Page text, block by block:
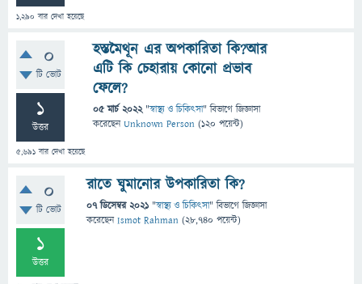
1,290 বার দেখা হয়েছে
0
টি ভোট
1
উত্তর
5,691 বার দেখা হয়েছে
হস্তমৈথূন এর অপকারিতা কি?আর
এটি কি চেহারায় কোনো প্রভাব
ফেলে?
05 মার্চ 2022 "স্বাস্থ্য ও চিকিৎসা" বিভাগে জিজ্ঞাসা
করেছেনUnknown Person (120 পয়েন্ট)
0
টি ভোট
1
উত্তর
রাতে ঘুমানোর উপকারিতা কি?
07 ডিসেম্বর 2021 "স্বাস্থ্য ও চিকিৎসা" বিভাগে জিজ্ঞাসা
করেছেনIsmot Rahman (28,740 পয়েন্ট)